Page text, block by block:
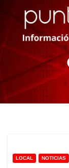
LOCAL NOTICIAS